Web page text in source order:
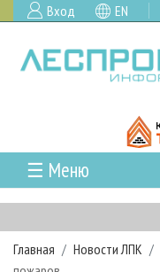
Вход EN
☰ Меню
ГЛАВНАЯ
РУБРИКИ И ТЕМЫ
РУБРИКИ ЖУРНАЛА
НОВОСТИ
Главная Новости ЛПК